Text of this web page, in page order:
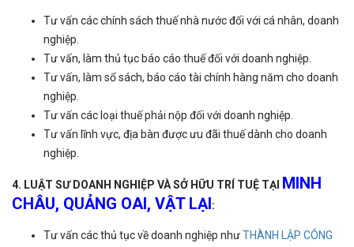
Tư vấn các chính sách thuế nhà nước đối với cá nhân, doanh
nghiệp.
Tư vấn, làm thủ tục báo cáo thuế đối với doanh nghiệp.
Tư vấn, làm sổ sách, báo cáo tài chính hàng năm cho doanh
nghiệp.
Tư vấn các loại thuế phải nộp đối với doanh nghiệp.
Tư vấn lĩnh vực, địa bàn được ưu đãi thuế dành cho doanh
nghiệp.
4. LUẬT SƯ DOANH NGHIỆP VÀ SỞ HỮU TRÍ TUỆ TẠI MINH
CHÂU, QUẢNG OAI, VẬT LẠI:
Tư vấn các thủ tục về doanh nghiệp nhưTHÀNH LẬP CÔNG